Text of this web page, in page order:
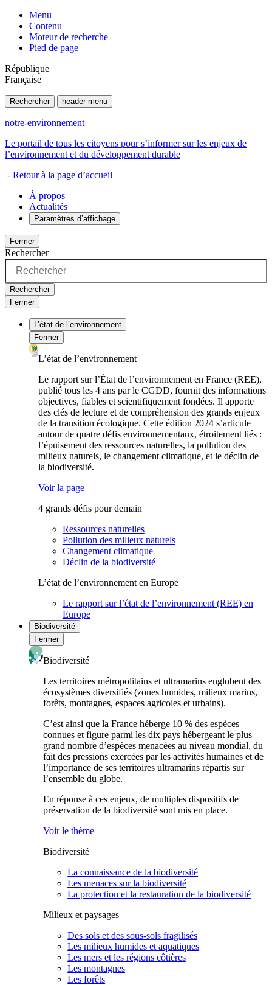
Menu
Contenu
Moteur de recherche
Pied de page
République
Française
Rechercher header menu
notre-environnement
Le portail de tous les citoyens pour s’informer sur les enjeux de
l’environnement et du développement durable
- Retour à la page d’accueil
À propos
Actualités
Paramètres d’affichage
Fermer
Rechercher
Rechercher
Fermer
L’état de l’environnement
Fermer
L’état de l’environnement
Le rapport sur l’État de l’environnement en France (REE),
publié tous les 4 ans par le CGDD, fournit des informations
objectives, fiables et scientifiquement fondées. Il apporte
des clés de lecture et de compréhension des grands enjeux
de la transition écologique. Cette édition 2024 s’articule
autour de quatre défis environnementaux, étroitement liés :
l’épuisement des ressources naturelles, la pollution des
milieux naturels, le changement climatique, et le déclin de
la biodiversité.
Voir la page
4 grands défis pour demain
Ressources naturelles
Pollution des milieux naturels
Changement climatique
Déclin de la biodiversité
L’état de l’environnement en Europe
Le rapport sur l’état de l’environnement (REE) en
Europe
Biodiversité
Fermer
Biodiversité
Les territoires métropolitains et ultramarins englobent des
écosystèmes diversifiés (zones humides, milieux marins,
forêts, montagnes, espaces agricoles et urbains).
C’est ainsi que la France héberge 10 % des espèces
connues et figure parmi les dix pays hébergeant le plus
grand nombre d’espèces menacées au niveau mondial, du
fait des pressions exercées par les activités humaines et de
l’importance de ses territoires ultramarins répartis sur
l’ensemble du globe.
En réponse à ces enjeux, de multiples dispositifs de
préservation de la biodiversité sont mis en place.
Voir le thème
Biodiversité
La connaissance de la biodiversité
Les menaces sur la biodiversité
La protection et la restauration de la biodiversité
Milieux et paysages
Des sols et des sous-sols fragilisés
Les milieux humides et aquatiques
Les mers et les régions côtières
Les montagnes
Les forêts